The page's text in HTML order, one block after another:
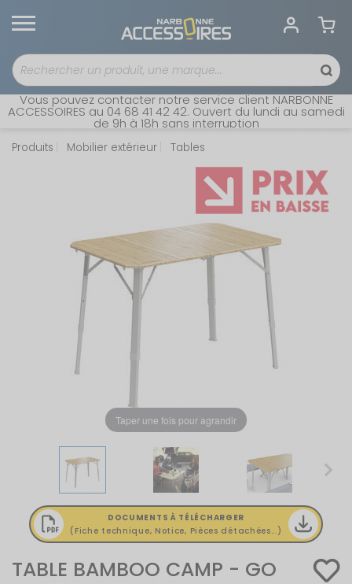
Vous pouvez contacter notre service client NARBONNE
ACCESSOIRES au 04 68 41 42 42. Ouvert du lundi au samedi
de 9h à 18h sans interruption
Produits Mobilier extérieur Tables
Taper une fois pour agrandir
DOCUMENTS À TÉLÉCHARGER
(Fiche technique, Notice, Pièces détachées...)
TABLE BAMBOO CAMP - GO